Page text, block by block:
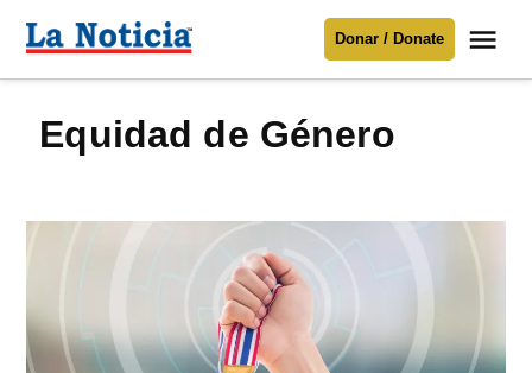
Para mantenerte informado necesitamos
contenido
Noticia
Donar / Donate
Equidad de Género